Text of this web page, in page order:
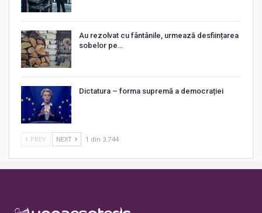
Au rezolvat cu fântânile, urmează desființarea
sobelor pe…
Dictatura – forma supremă a democrației
PREV NEXT 1 din 3.744